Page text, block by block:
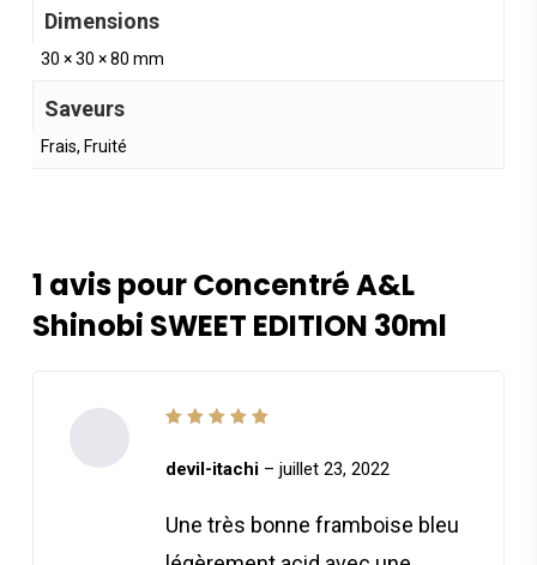
Dimensions
30 × 30 × 80 mm
Saveurs
Frais, Fruité
1 avis pourConcentré A&L
Shinobi SWEET EDITION 30ml
devil-itachi – juillet 23, 2022
Une très bonne framboise bleu